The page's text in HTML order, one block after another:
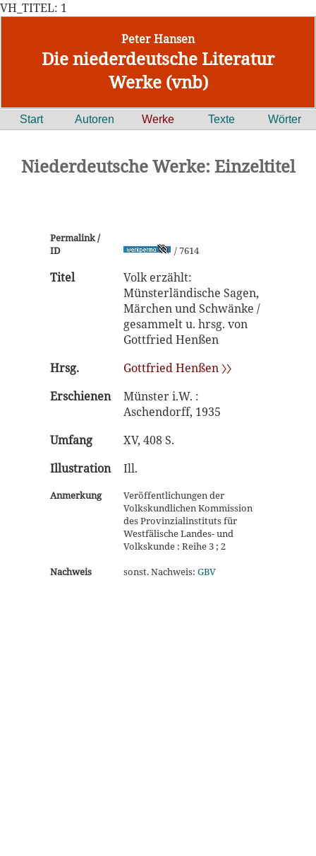
VH_TITEL: 1
Peter Hansen
Die niederdeutsche Literatur
Werke (vnb)
Start Autoren Werke Texte Wörter
Niederdeutsche Werke: Einzeltitel
Permalink /
ID
/ 7614
Titel
Volk erzählt:
Münsterländische Sagen,
Märchen und Schwänke /
gesammelt u. hrsg. von
Gottfried Henßen
Hrsg.
Gottfried Henßen 〉〉
Erschienen
Münster i.W. :
Aschendorff, 1935
Umfang
XV, 408 S.
Illustration
Ill.
Anmerkung
Veröffentlichungen der
Volkskundlichen Kommission
des Provinzialinstituts für
Westfälische Landes- und
Volkskunde : Reihe 3 ; 2
Nachweis
sonst. Nachweis: GBV